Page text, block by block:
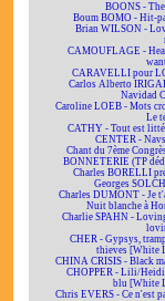
BOONS -
Boum BOMO - Hit-
Brian WILSON -
CAMOUFLAGE -
CARAVELLI pour
Carlos Alberto
Navidad
Caroline LOEB - Mots
Le
CATHY - Tout est
CENTER -
Chant du 7ème
BONNETERIE (TP
Charles BORELLI
Georges
Charles DUMONT - Je
Nuit blanche à
Charlie SPAHN -
CHER - Gypsys,
thieves [White
CHINA CRISIS - Black
CHOPPER - Lili/
blu [White
Chris EVERS - Ce n'est